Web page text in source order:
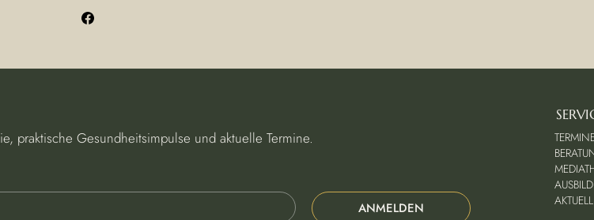
praktische Gesundheitsimpulse und aktuelle Termine.
ANMELDEN